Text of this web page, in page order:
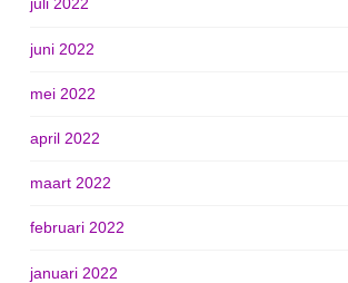
juli 2022
juni 2022
mei 2022
april 2022
maart 2022
februari 2022
januari 2022